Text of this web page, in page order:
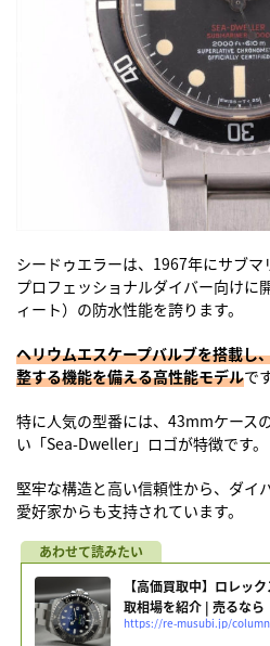
シードゥエラーは、1967年にサブ
プロフェッショナルダイバー向けに
ィート）の防水性能を誇ります。
ヘリウムエスケープバルブを搭載し
整する機能を備える高性能モデルで
特に人気の型番には、43mmケース
い「Sea-Dweller」ロゴが特徴です。
堅牢な構造と高い信頼性から、ダイ
愛好家からも支持されています。
【高価買取中】ロレッ
取相場を紹介 | 売るなら